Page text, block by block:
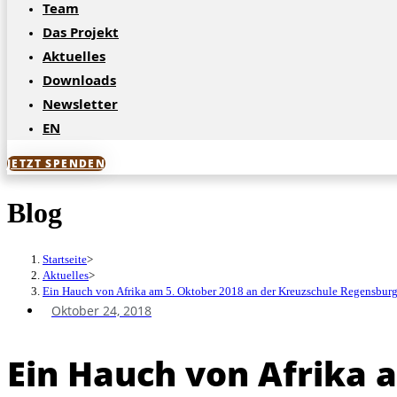
Team
Das Projekt
Aktuelles
Downloads
Newsletter
EN
JETZT SPENDEN
Blog
Startseite>
Aktuelles>
Ein Hauch von Afrika am 5. Oktober 2018 an der Kreuzschule Regensburg
Oktober 24, 2018
Ein Hauch von Afrika